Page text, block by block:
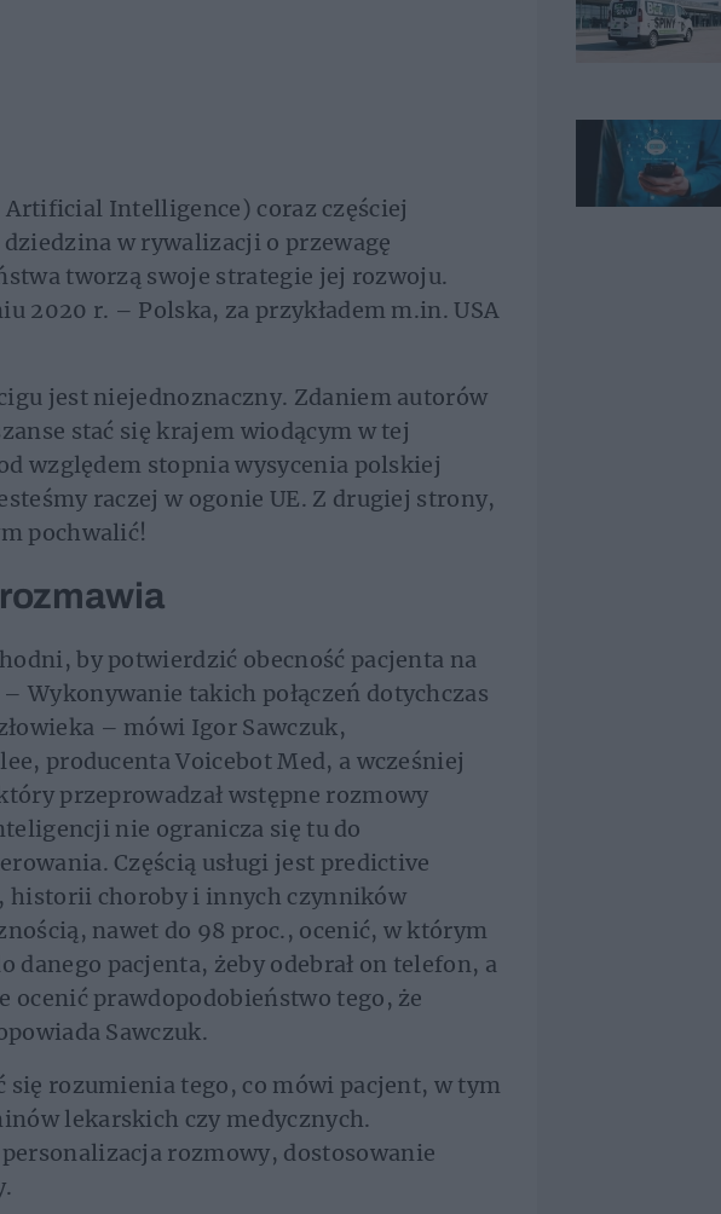
Intelligence) coraz częściej
w rywalizacji o przewagę
tworzą swoje strategie jej rozwoju.
2020 r. – Polska, za przykładem m.in. USA
jest niejednoznaczny. Zdaniem autorów
stać się krajem wiodącym w tej
względem stopnia wysycenia polskiej
raczej w ogonie UE. Z drugiej strony,
pochwalić!
by potwierdzić obecność pacjenta na
Wykonywanie takich połączeń dotychczas
– mówi Igor Sawczuk,
producenta Voicebot Med, a wcześniej
przeprowadzał wstępne rozmowy
nie ogranicza się tu do
Częścią usługi jest predictive
historii choroby i innych czynników
nawet do 98 proc., ocenić, w którym
danego pacjenta, żeby odebrał on telefon, a
ocenić prawdopodobieństwo tego, że
Sawczuk.
się rozumienia tego, co mówi pacjent, w tym
lekarskich czy medycznych.
rozmowy, dostosowanie